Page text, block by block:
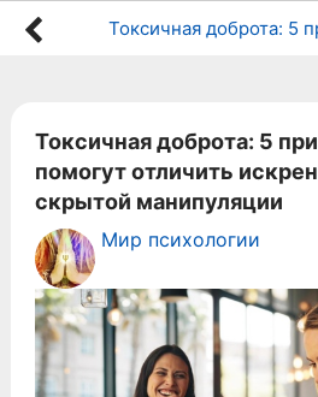
Токсичная доброта: 5
помогут отличить
скрытой манипуляции
Мир психологии